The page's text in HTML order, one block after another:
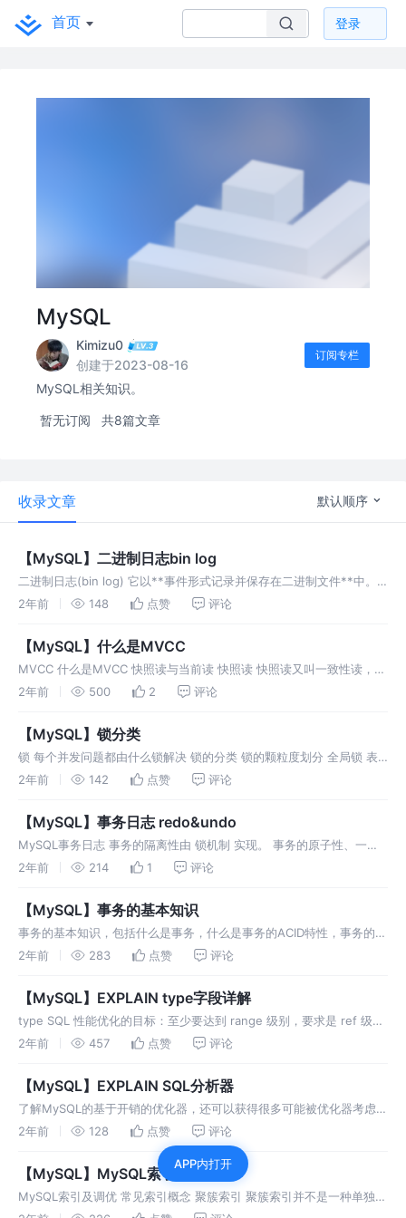
首页 登录
MySQL
Kimizu0
创建于2023-08-16
订阅专栏
MySQL相关知识。
暂无订阅 共8篇文章
收录文章 默认顺序
【MySQL】二进制日志bin log
二进制日志(bin log) 它以**事件形式记录并保存在二进制文件**中。
通过这些信息，我们可以再现数据更新操作的全过程。 二进制日志的作
2年前 148 点赞 评论
【MySQL】什么是MVCC
MVCC 什么是MVCC 快照读与当前读 快照读 快照读又叫一致性读，读
取的是快照数据。不加锁的简单的 SELECT 都属于快照读，即不加锁的
2年前 500 2 评论
【MySQL】锁分类
锁 每个并发问题都由什么锁解决 锁的分类 锁的颗粒度划分 全局锁 表
级锁 表级别的记录锁。 意向锁IS锁、IX锁。 自增锁：AUTO-INC锁是
2年前 142 点赞 评论
【MySQL】事务日志 redo&undo
MySQL事务日志 事务的隔离性由 锁机制 实现。 事务的原子性、一致
性和持久性由事务的 redo 日志和undo 日志来保证： REDO LOG 称为
2年前 214 1 评论
【MySQL】事务的基本知识
事务的基本知识，包括什么是事务，什么是事务的ACID特性，事务的状
态有哪些，数据的并发问题、隔离级别...
2年前 283 点赞 评论
【MySQL】EXPLAIN type字段详解
type SQL 性能优化的目标：至少要达到 range 级别，要求是 ref 级
别，最好是 consts级别。
2年前 457 点赞 评论
【MySQL】EXPLAIN SQL分析器
了解MySQL的基于开销的优化器，还可以获得很多可能被优化器考虑到
的访问策略的细节，以及当运行SQL语句时哪种策略预计会被优化器采
2年前 128 点赞 评论
【MySQL】MySQL索引及调优
MySQL索引及调优 常见索引概念 聚簇索引 聚簇索引并不是一种单独的
APP内打开